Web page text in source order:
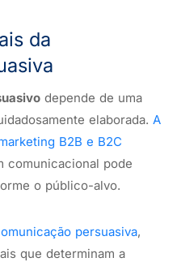
da
depende de uma
elaborada. A
B2B e B2C
comunicacional pode
o público-alvo.
persuasiva,
que determinam a